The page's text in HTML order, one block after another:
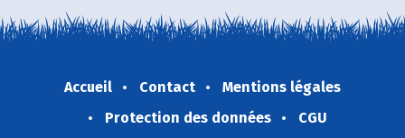
Accueil Contact
Mentions légales
Protection des données
CGU